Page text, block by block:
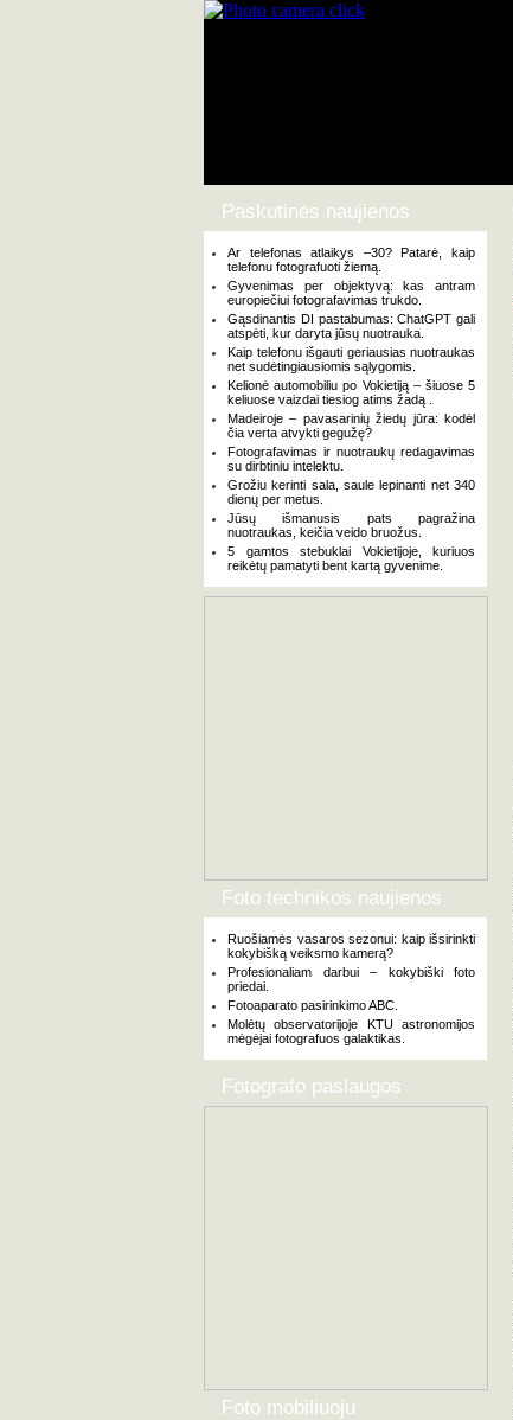
Paskutinės naujienos
Ar telefonas atlaikys –30? Patarė, kaip
telefonu fotografuoti žiemą.
Gyvenimas per objektyvą: kas antram
europiečiui fotografavimas trukdo.
Gąsdinantis DI pastabumas: ChatGPT gali
atspėti, kur daryta jūsų nuotrauka.
Kaip telefonu išgauti geriausias nuotraukas
net sudėtingiausiomis sąlygomis.
Kelionė automobiliu po Vokietiją – šiuose 5
keliuose vaizdai tiesiog atims žadą .
Madeiroje – pavasarinių žiedų jūra: kodėl
čia verta atvykti gegužę?
Fotografavimas ir nuotraukų redagavimas
su dirbtiniu intelektu.
Grožiu kerinti sala, saule lepinanti net 340
dienų per metus.
Jūsų išmanusis pats pagražina
nuotraukas, keičia veido bruožus.
5 gamtos stebuklai Vokietijoje, kuriuos
reikėtų pamatyti bent kartą gyvenime.
Foto technikos naujienos
Ruošiamės vasaros sezonui: kaip išsirinkti
kokybišką veiksmo kamerą?
Profesionaliam darbui – kokybiški foto
priedai.
Fotoaparato pasirinkimo ABC.
Molėtų observatorijoje KTU astronomijos
mėgėjai fotografuos galaktikas.
Fotografo paslaugos
Foto mobiliuoju